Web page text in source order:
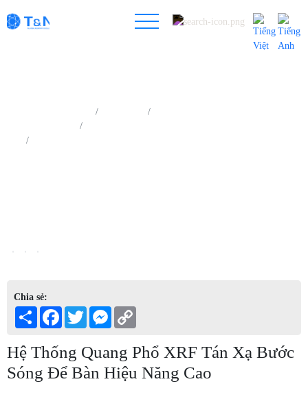
Chia sẻ:
Share FacebookTwitterMessenger
Hệ Thống Quang Phổ XRF Tán Xạ Bước
Sóng Để Bàn Hiệu Năng Cao